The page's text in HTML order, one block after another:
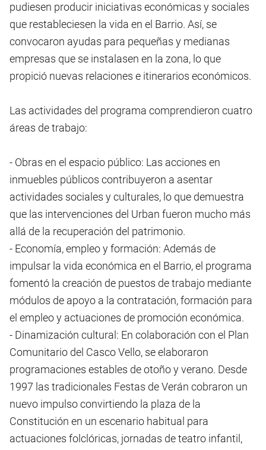
pudiesen producir iniciativas económicas y sociales
que restableciesen la vida en el Barrio. Así, se
convocaron ayudas para pequeñas y medianas
empresas que se instalasen en la zona, lo que
propició nuevas relaciones e itinerarios económicos.
Las actividades del programa comprendieron cuatro
áreas de trabajo:
- Obras en el espacio público: Las acciones en
inmuebles públicos contribuyeron a asentar
actividades sociales y culturales, lo que demuestra
que las intervenciones del Urban fueron mucho más
allá de la recuperación del patrimonio.
- Economía, empleo y formación: Además de
impulsar la vida económica en el Barrio, el programa
fomentó la creación de puestos de trabajo mediante
módulos de apoyo a la contratación, formación para
el empleo y actuaciones de promoción económica.
- Dinamización cultural: En colaboración con el Plan
Comunitario del Casco Vello, se elaboraron
programaciones estables de otoño y verano. Desde
1997 las tradicionales Festas de Verán cobraron un
nuevo impulso convirtiendo la plaza de la
Constitución en un escenario habitual para
actuaciones folclóricas, jornadas de teatro infantil,